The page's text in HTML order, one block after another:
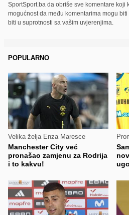
SportSport.ba da obriše sve komentare koji
mogućnost da među komentarima mogu
biti u suprotnosti sa vašim uvjerenjima.
POPULARNO
Velika želja Enza Maresce
Manchester City već
pronašao zamjenu za Rodrija
i to kakvu!